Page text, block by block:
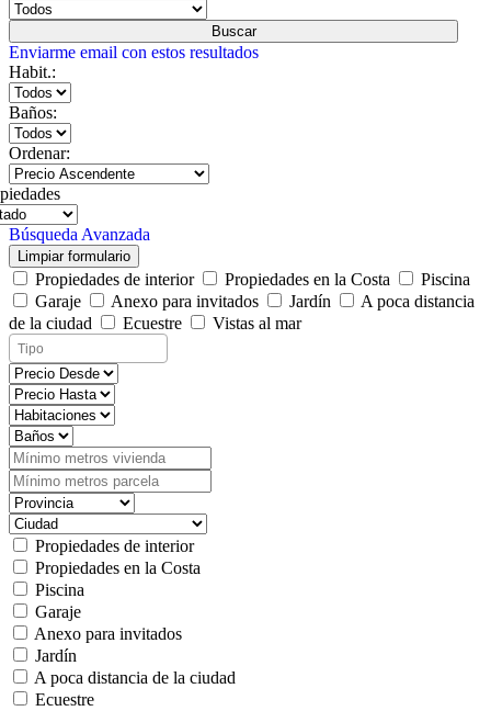
Buscar
Enviarme email con estos resultados
Habit.:
Baños:
Ordenar:
Búsqueda Avanzada
Limpiar formulario
Propiedades de interior Propiedades en la Costa
Piscina
Garaje
Anexo para invitados Jardín
A poca distancia
de la ciudad
Ecuestre Vistas al mar
Propiedades de interior
Propiedades en la Costa
Piscina
Garaje
Anexo para invitados
Jardín
A poca distancia de la ciudad
Ecuestre